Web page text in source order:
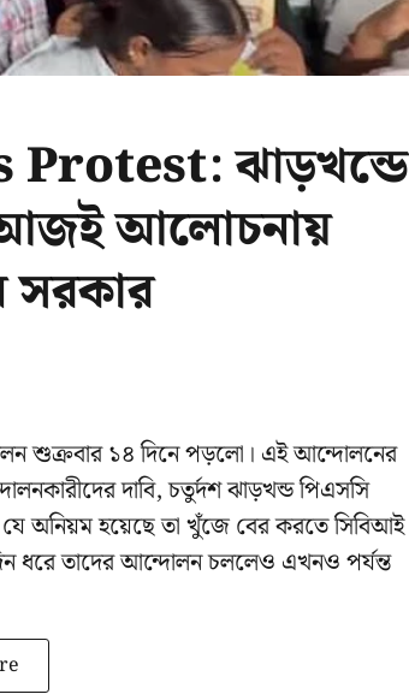
ঝাড়খন্ডে
আজই আলোচনায়
সরকার
শুক্রবার ১৪ দিনে পড়লো। এই আন্দোলনের
দাবি, চতুর্দশ ঝাড়খন্ড পিএসসি
যে অনিয়ম হয়েছে তা খুঁজে বের করতে সিবিআই
ধরে তাদের আন্দোলন চললেও এখনও পর্যন্ত